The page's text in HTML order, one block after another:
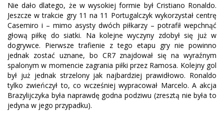
Nie dało dlatego, że w wysokiej formie był Cristiano Ronaldo.
Jeszcze w trakcie gry 11 na 11 Portugalczyk wykorzystał centrę
Casemiro i – mimo asysty dwóch piłkarzy – potrafił wepchnąć
głową piłkę do siatki. Na kolejne wyczyny zdobył się już w
dogrywce. Pierwsze trafienie z tego etapu gry nie powinno
jednak zostać uznane, bo CR7 znajdował się na wyraźnym
spalonym w momencie zagrania piłki przez Ramosa. Kolejny gol
był już jednak strzelony jak najbardziej prawidłowo. Ronaldo
tylko zwieńczył to, co wcześniej wypracował Marcelo. A akcja
Brazylijczyka była naprawdę godna podziwu (zresztą nie była to
jedyna w jego przypadku).